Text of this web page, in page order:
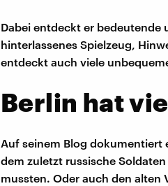
Dabei entdeckt er bedeutende
hinterlassenes Spielzeug,
entdeckt auch viele
Berlin hat
Auf seinem Blog dokumentiert
dem zuletzt russische
mussten. Oder auch den alten